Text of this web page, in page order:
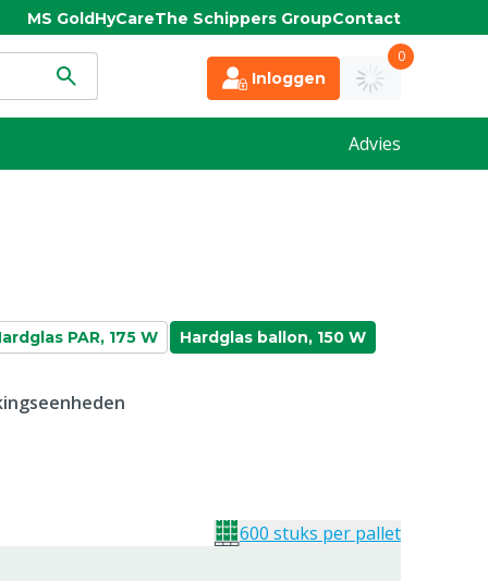
MS GoldHyCareThe Schippers GroupContact
Inloggen
0
Advies
PAR, 175 W
Hardglas ballon, 150 W
600 stuks per pallet